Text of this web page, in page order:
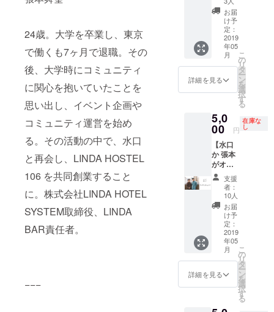
24歳。大学を卒業し、東京
で働くも7ヶ月で退職。その
後、大学時にコミュニティ
に関心を抱いていたことを
思い出し、イベント企画や
コミュニティ運営を始め
る。その活動の中で、水口
と再会し、LINDA HOSTEL
106 を共同創業すること
に。株式会社LINDA HOTEL
SYSTEM取締役、LINDA
BAR責任者。
−−−
ん ※ ド
リンク
チケッ
トの該
当商品
は500円
（税
抜）ま
でのも
のにな
ドリン
ク50枚
Facebo
okグ
ループ
ご招待
※ 開業
3ヶ月
間、損
告して
いく
Facebo
okグ
ループ
に招待
します
※ 有効
期限1年
（2019/
05/01 -
2020/04
/30） ※
友人・
知人な
ど、チ
ケット
お届
け予
定：
2019
年05
月
詳細を見る
こ
の
リ
タ
ー
ン
を
選
択
す
る
5,0
00 円
在庫な
し
【水口
か 張本
がオス
スメす
るお店
でラン
チ！】
※ ラン
チ代は
5000円
に含ま
れてい
ます ※
12−13
時の1時
間にな
支援
者：
10人
お届
け予
定：
2019
年05
月
詳細を見る
こ
の
リ
タ
ー
ン
を
選
択
す
る